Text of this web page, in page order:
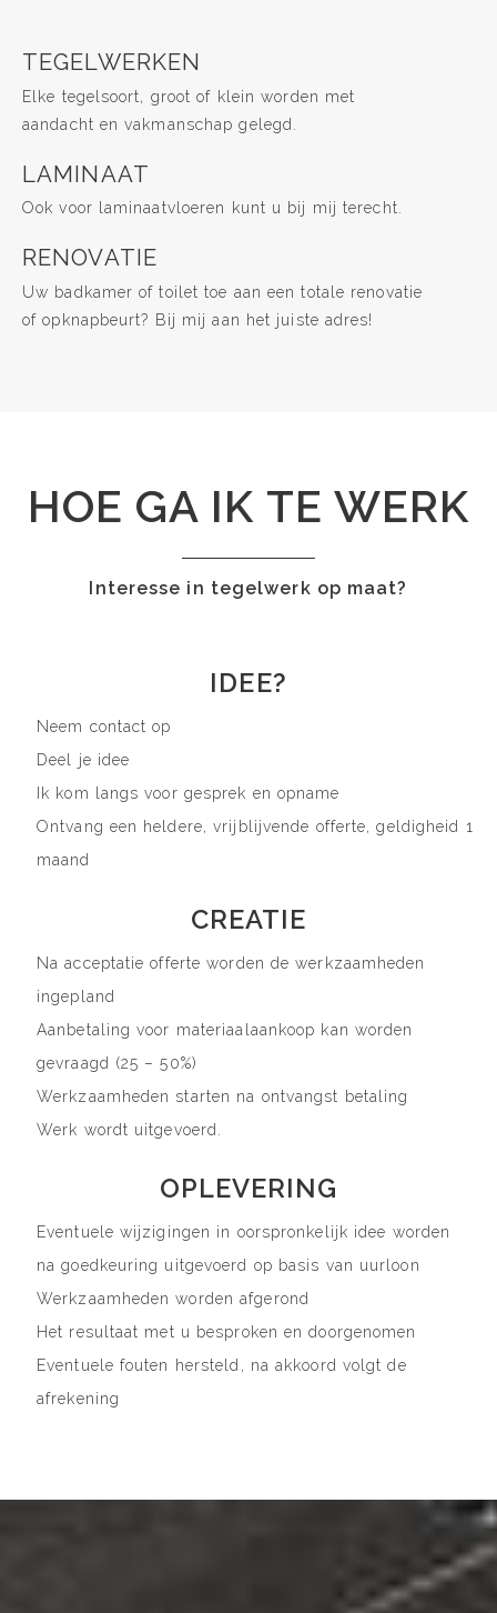
TEGELWERKEN
Elke tegelsoort, groot of klein worden met
aandacht en vakmanschap gelegd.
LAMINAAT
Ook voor laminaatvloeren kunt u bij mij terecht.
RENOVATIE
Uw badkamer of toilet toe aan een totale renovatie
of opknapbeurt? Bij mij aan het juiste adres!
HOE GA IK TE WERK
Interesse in tegelwerk op maat?
IDEE?
Neem contact op
Deel je idee
Ik kom langs voor gesprek en opname
Ontvang een heldere, vrijblijvende offerte, geldigheid 1
maand
CREATIE
Na acceptatie offerte worden de werkzaamheden
ingepland
Aanbetaling voor materiaalaankoop kan worden
gevraagd (25 – 50%)
Werkzaamheden starten na ontvangst betaling
Werk wordt uitgevoerd.
OPLEVERING
Eventuele wijzigingen in oorspronkelijk idee worden
na goedkeuring uitgevoerd op basis van uurloon
Werkzaamheden worden afgerond
Het resultaat met u besproken en doorgenomen
Eventuele fouten hersteld, na akkoord volgt de
afrekening